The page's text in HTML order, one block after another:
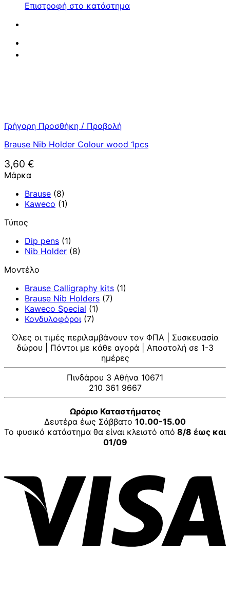
Επιστροφή στο κατάστημα
Γρήγορη Προσθήκη / Προβολή
Brause Nib Holder Colour wood 1pcs
3,60 €
Μάρκα
Brause (8)
Kaweco (1)
Τύπος
Dip pens (1)
Nib Holder (8)
Μοντέλο
Brause Calligraphy kits (1)
Brause Nib Holders (7)
Kaweco Special (1)
Κονδυλοφόροι (7)
Όλες οι τιμές περιλαμβάνουν τον ΦΠΑ | Συσκευασία
δώρου | Πόντοι με κάθε αγορά | Αποστολή σε 1-3
ημέρες
Πινδάρου 3 Αθήνα 10671
210 361 9667
Ωράριο Καταστήματος
Δευτέρα έως Σάββατο 10.00-15.00
Το φυσικό κατάστημα θα είναι κλειστό από 8/8 έως και
01/09